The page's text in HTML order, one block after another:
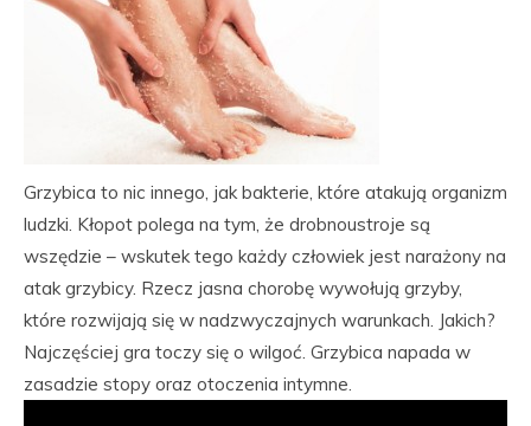
Grzybica to nic innego, jak bakterie, które atakują organizm
ludzki. Kłopot polega na tym, że drobnoustroje są
wszędzie – wskutek tego każdy człowiek jest narażony na
atak grzybicy. Rzecz jasna chorobę wywołują grzyby,
które rozwijają się w nadzwyczajnych warunkach. Jakich?
Najczęściej gra toczy się o wilgoć. Grzybica napada w
zasadzie stopy oraz otoczenia intymne.